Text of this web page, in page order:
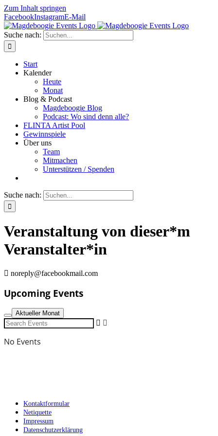
Zum Inhalt springen
FacebookInstagramE-Mail
Suche nach:
Start
Kalender
Heute
Monat
Blog & Podcast
Magdeboogie Blog
Podcast: Wo sind denn alle?
FLINTA Artist Pool
Gewinnspiele
Über uns
Team
Mitmachen
Unterstützen / Spenden
Suche nach:
Veranstaltung von dieser*m
Veranstalter*in
noreply@facebookmail.com
Upcoming Events
Aktueller Monat
Search
Events
No Events
Kontaktformular
Netiquette
Impressum
Datenschutzerklärung